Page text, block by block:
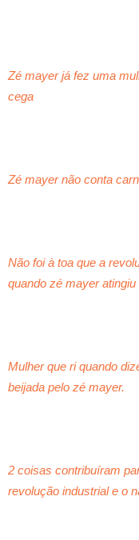
Zé mayer já fez uma
cega
Zé mayer não conta
Não foi à toa que a
quando zé mayer atingiu
Mulher que ri quando
beijada pelo zé mayer.
2 coisas contribuíram
revolução industrial e o